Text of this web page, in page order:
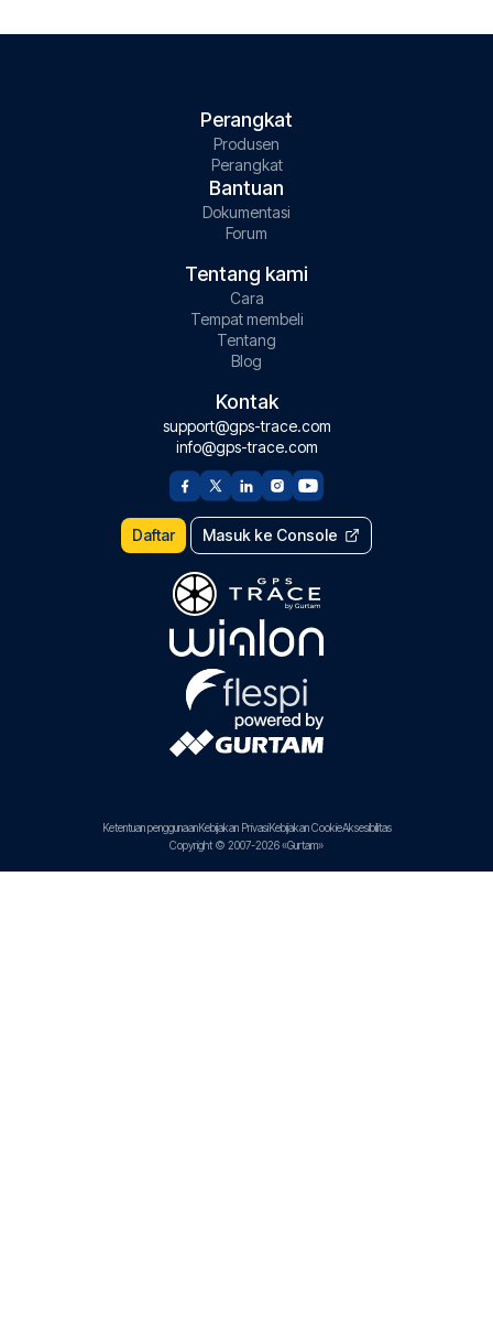
Perangkat
Produsen
Perangkat
Bantuan
Dokumentasi
Forum
Tentang kami
Cara
Tempat membeli
Tentang
Blog
Kontak
support@gps-trace.com
info@gps-trace.com
Daftar Masuk ke Console
Ketentuan penggunaanKebijakan PrivasiKebijakan CookieAksesibilitas
Copyright © 2007-2026 «Gurtam»